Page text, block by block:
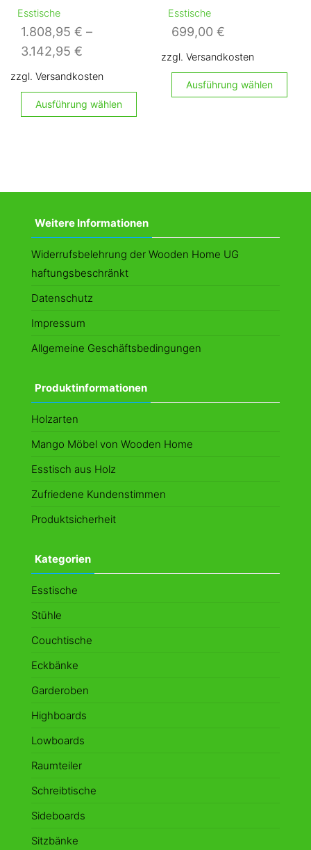
Produktseite
gewählt
werden
Esstische
1.808,95 € –
3.142,95 €
zzgl. Versandkosten
Ausführung wählen
Dieses
auf.
können
werden
Esstische
699,00€
zzgl. Versandkosten
Ausführung wählen
Weitere Informationen
Widerrufsbelehrung der Wooden Home UG
haftungsbeschränkt
Datenschutz
Impressum
Allgemeine Geschäftsbedingungen
Produktinformationen
Holzarten
Mango Möbel von Wooden Home
Esstisch aus Holz
Zufriedene Kundenstimmen
Produktsicherheit
Kategorien
Esstische
Stühle
Couchtische
Eckbänke
Garderoben
Highboards
Lowboards
Raumteiler
Schreibtische
Sideboards
Sitzbänke